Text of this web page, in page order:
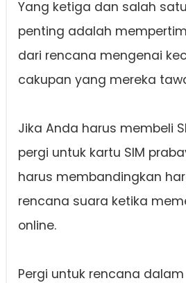
Yang ketiga dan salah
penting adalah
dari rencana mengenai
cakupan yang mereka
Jika Anda harus membeli
pergi untuk kartu SIM
harus membandingkan
rencana suara ketika
online.
Pergi untuk rencana